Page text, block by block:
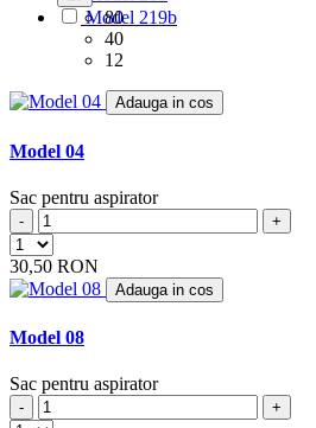
ARCTIC (4)
ARENA
ARGOS
ARLETT (1)
ATLANTA
BAUR (4)
BAUR VERSAND
BERYL (2)
BEST ELECTRIC (2)
Model 219b
80
40
12
Adauga in cos
Model 04
Sac pentru aspirator
- +
30,50 RON
Adauga in cos
Model 08
Sac pentru aspirator
- +